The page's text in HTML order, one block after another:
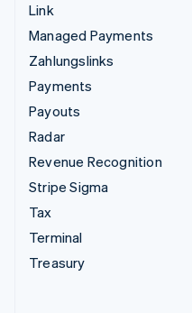
Link
Managed Payments
Zahlungslinks
Payments
Payouts
Radar
Revenue Recognition
Stripe Sigma
Tax
Terminal
Treasury